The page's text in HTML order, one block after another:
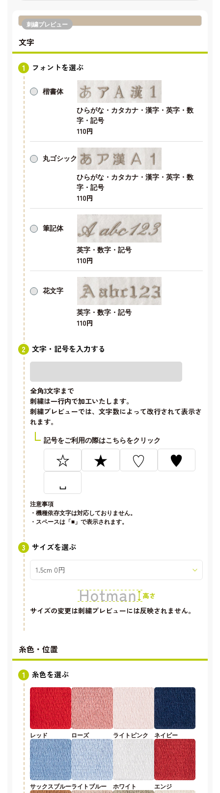
刺繍プレビュー
文字
フォントを選ぶ
楷書体
ひらがな・カタカナ・漢字・英字・数
字・記号
110円
丸ゴシック
ひらがな・カタカナ・漢字・英字・数
字・記号
110円
筆記体
英字・数字・記号
110円
花文字
英字・数字・記号
110円
文字・記号を入力する
全角3文字まで
刺繍は一行内で加工いたします。
刺繍プレビューでは、文字数によって改行されて表示さ
れます。
記号をご利用の際はこちらをクリック
☆ ★ ♡
♥
␣
注意事項
・機種依存文字は対応しておりません。
・スペースは「■」で表示されます。
サイズを選ぶ
サイズの変更は刺繍プレビューには反映されません。
糸色・位置
糸色を選ぶ
レッド ローズ ライトピンク ネイビー
サックスブルーライトブルー ホワイト エンジ